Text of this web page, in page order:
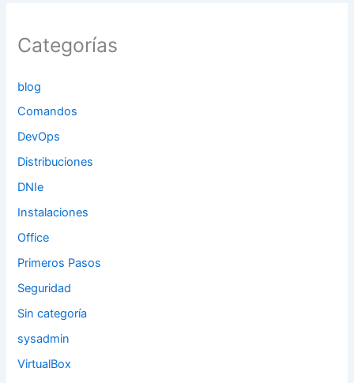
Categorías
blog
Comandos
DevOps
Distribuciones
DNIe
Instalaciones
Office
Primeros Pasos
Seguridad
Sin categoría
sysadmin
VirtualBox